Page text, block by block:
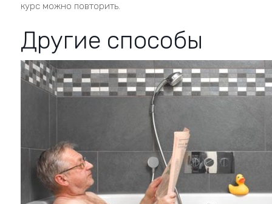
курс можно повторить.
Другие способы